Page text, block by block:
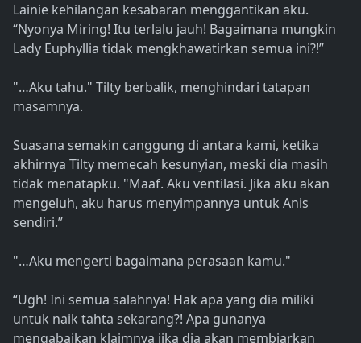
Lainie kehilangan kesabaran menggantikan aku.
“Nyonya Miring! Itu terlalu jauh! Bagaimana mungkin
Lady Euphyllia tidak mengkhawatirkan semua ini?!”
"…Aku tahu." Tilty berbalik, menghindari tatapan
masamnya.
Suasana semakin canggung di antara kami, ketika
akhirnya Tilty memecah kesunyian, meski dia masih
tidak menatapku. "Maaf. Aku ventilasi. Jika aku akan
mengeluh, aku harus menyimpannya untuk Anis
sendiri.”
"…Aku mengerti bagaimana perasaan kamu."
“Ugh! Ini semua salahnya! Hak apa yang dia miliki
untuk naik tahta sekarang?! Apa gunanya
mengabaikan klaimnya jika dia akan membiarkan